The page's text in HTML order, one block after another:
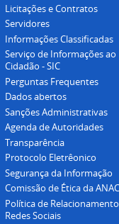
Licitações e Contratos
Servidores
Informações Classificadas
Serviço de Informações ao
Cidadão - SIC
Perguntas Frequentes
Dados abertos
Sanções Administrativas
Agenda de Autoridades
Transparência
Protocolo Eletrêonico
Segurança da Informação
Comissão de Ética da ANAC
Política de
Redes Sociais